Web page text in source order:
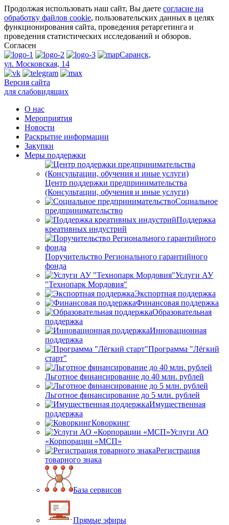
Продолжая использовать наш сайт, Вы даете согласие на
обработку файлов cookie, пользовательских данных в целях
функционирования сайта, проведения ретаргетинга и
проведения статистических исследований и обзоров.
Согласен
Саранск,
ул. Московская, 14
Версия сайта
для слабовидящих
О нас
Мероприятия
Новости
Раскрытие информации
Закупки
Меры поддержки
Центр поддержки предпринимательства
(Консультации, обучения и иные услуги)
Социальное
предпринимательство
Поддержка
креативных индустрий
Поручительство Регионального гарантийного
фонда
Услуги АУ
"Технопарк Мордовия"
Экспортная поддержка
Финансовая поддержка
Образовательная
поддержка
Инновационная
поддержка
Программа "Лёгкий
старт"
Льготное финансирование до 40 млн. рублей
Льготное финансирование до 5 млн. рублей
Имущественная
поддержка
Коворкинг
Услуги АО
«Корпорации «МСП»
Регистрация
товарного знака
База сервисов
Прямые эфиры